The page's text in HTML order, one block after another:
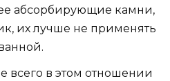
абсорбирующие камни,
их лучше не применять
всего в этом отношении